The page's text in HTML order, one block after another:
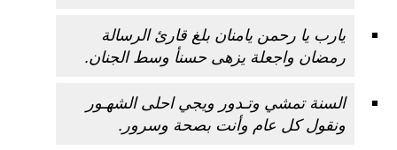
يارب يا رحمن يامنان بلغ قارئ الرسالة
رمضان واجعلة يزهى حسنأ وسط الجنان.
السنة تمشي وتـدور ويجي احلى الشهـور
ونقول كل عام وأنت بصحة وسرور.